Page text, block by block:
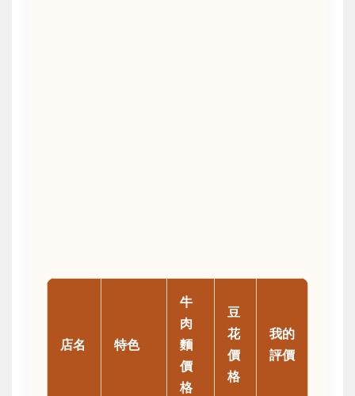
店名 特色
牛
肉
麵
價
格
豆
花
價
格
我的
評價